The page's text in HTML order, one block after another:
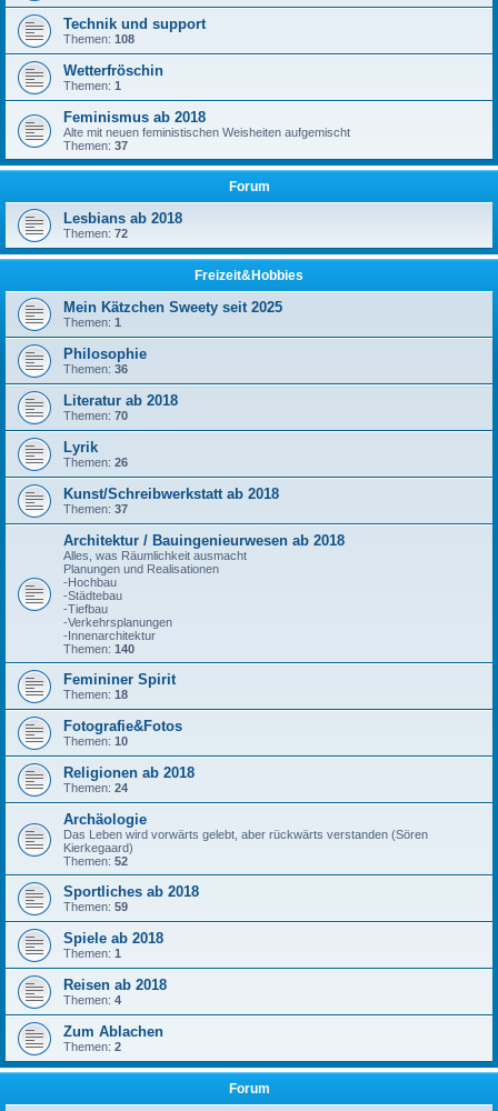
Technik und support
Themen: 108
Wetterfröschin
Themen: 1
Feminismus ab 2018
Alte mit neuen feministischen Weisheiten aufgemischt
Themen: 37
Forum
Lesbians ab 2018
Themen: 72
Freizeit&Hobbies
Mein Kätzchen Sweety seit 2025
Themen: 1
Philosophie
Themen: 36
Literatur ab 2018
Themen: 70
Lyrik
Themen: 26
Kunst/Schreibwerkstatt ab 2018
Themen: 37
Architektur / Bauingenieurwesen ab 2018
Alles, was Räumlichkeit ausmacht
Planungen und Realisationen
-Hochbau
-Städtebau
-Tiefbau
-Verkehrsplanungen
-Innenarchitektur
Themen: 140
Femininer Spirit
Themen: 18
Fotografie&Fotos
Themen: 10
Religionen ab 2018
Themen: 24
Archäologie
Das Leben wird vorwärts gelebt, aber rückwärts verstanden (Sören
Kierkegaard)
Themen: 52
Sportliches ab 2018
Themen: 59
Spiele ab 2018
Themen: 1
Reisen ab 2018
Themen: 4
Zum Ablachen
Themen: 2
Forum